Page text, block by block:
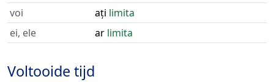
voi
ați limita
ei, ele
ar limita
Voltooide tijd